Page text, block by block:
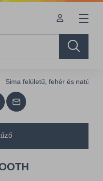
Sima felületű, fehér és natúr